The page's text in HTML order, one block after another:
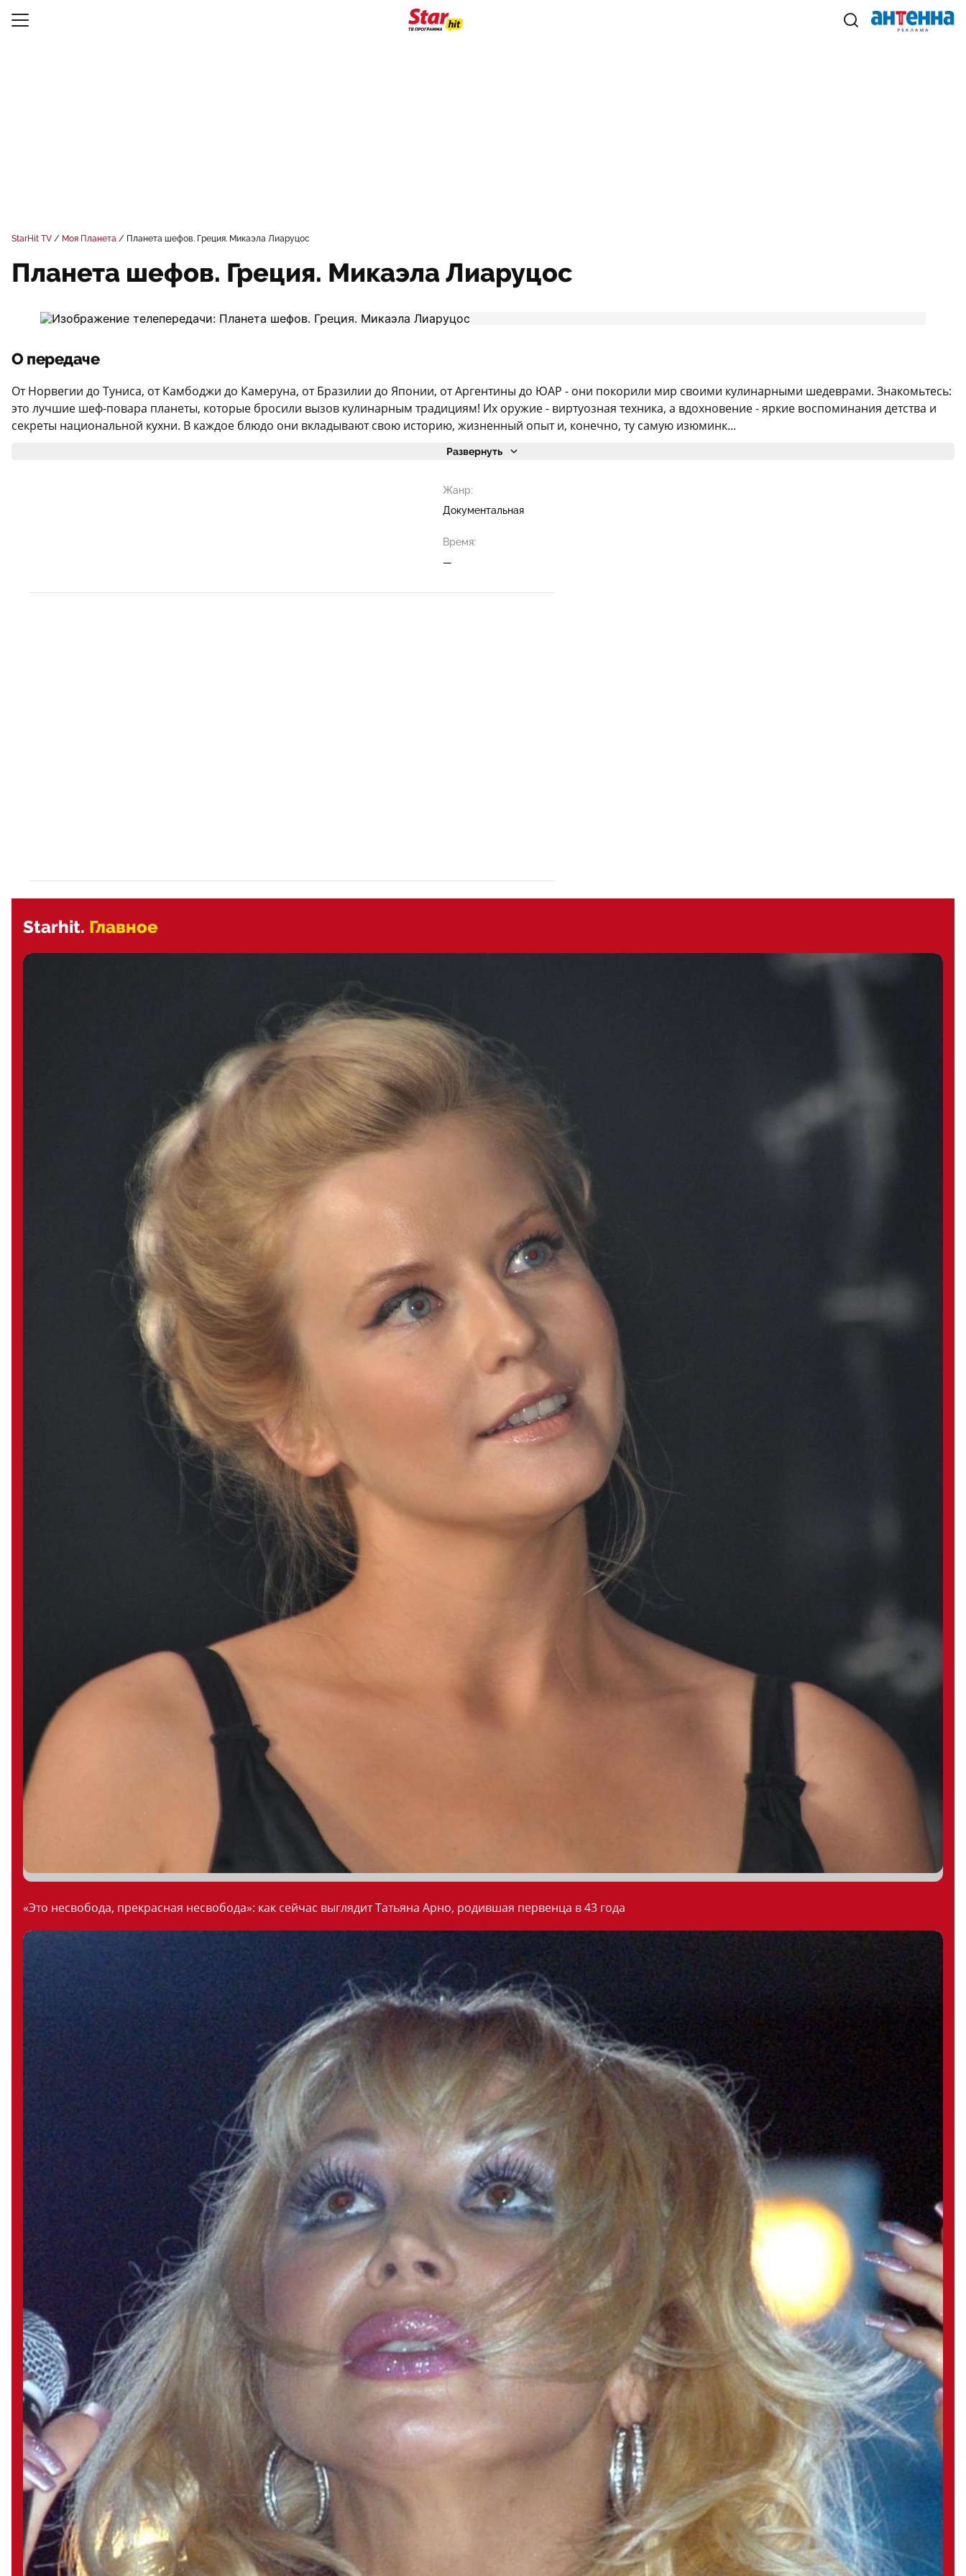
StarHit TV Моя Планета Планета шефов. Греция. Микаэла Лиаруцос
Планета шефов. Греция. Микаэла Лиаруцос
О передаче
От Норвегии до Туниса, от Камбоджи до Камеруна, от Бразилии до Японии, от Аргентины до ЮАР - они покорили мир своими кулинарными шедеврами. Знакомьтесь:
это лучшие шеф-повара планеты, которые бросили вызов кулинарным традициям! Их оружие - виртуозная техника, а вдохновение - яркие воспоминания детства и
секреты национальной кухни. В каждое блюдо они вкладывают свою историю, жизненный опыт и, конечно, ту самую изюминк...
Развернуть
Жанр:
Документальная
Время:
—
Starhit. Главное
«Это несвобода, прекрасная несвобода»: как сейчас выглядит Татьяна Арно, родившая первенца в 43 года